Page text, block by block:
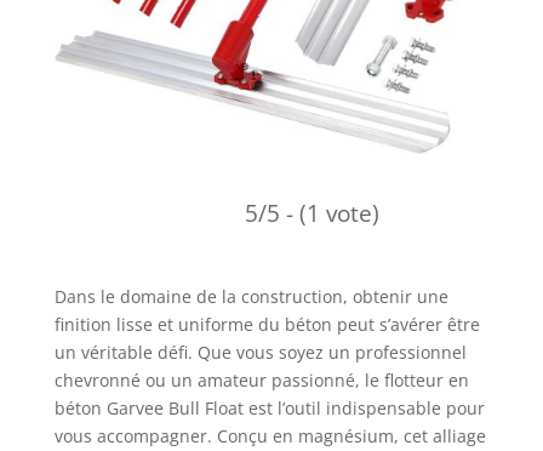
5/5 - (1 vote)
Dans le domaine de la construction, obtenir une
finition lisse et uniforme du béton peut s’avérer être
un véritable défi. Que vous soyez un professionnel
chevronné ou un amateur passionné, le flotteur en
béton Garvee Bull Float est l’outil indispensable pour
vous accompagner. Conçu en magnésium, cet alliage